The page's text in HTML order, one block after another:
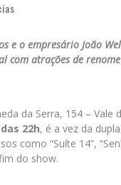
e o empresário João
com atrações de
da Serra, 154 –
22h, é a vez da dupla
como “Suíte 14”,
do show.